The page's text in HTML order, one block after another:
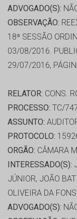
ADVOGADO(S):
OBSERVAÇÃO:
18ª SESSÃO
03/08/2016.
29/07/2016,
RELATOR: CONS.
PROCESSO: TC/
ASSUNTO:
PROTOCOLO:
ORGÃO: CÂMARA
INTERESSADO(S):
JÚNIOR, JOÃO
OLIVEIRA DA
ADVOGADO(S):